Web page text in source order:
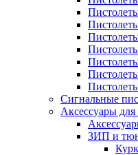
Сигнальные
Аксессуары
ЗИП и